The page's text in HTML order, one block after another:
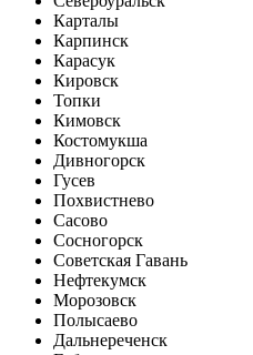
Карталы
Карпинск
Карасук
Кировск
Топки
Кимовск
Костомукша
Дивногорск
Гусев
Похвистнево
Сасово
Сосногорск
Советская Гавань
Нефтекумск
Морозовск
Полысаево
Дальнереченск